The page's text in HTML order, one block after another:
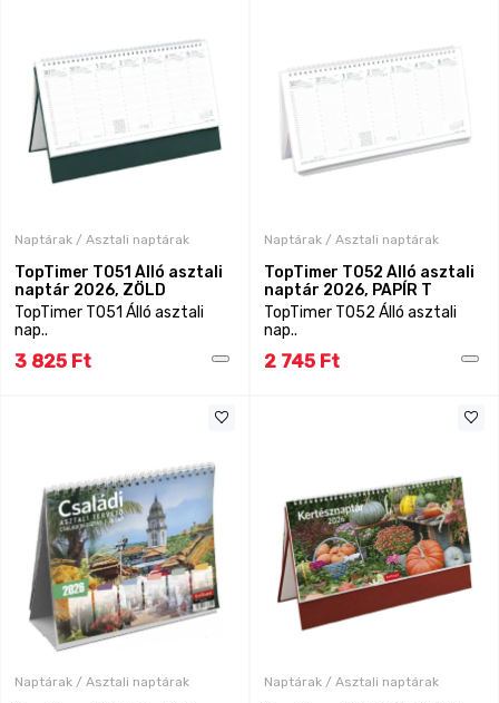
Naptárak / Asztali naptárak
TopTimer T051 Álló asztali
naptár 2026, ZÖLD
TopTimer T051 Álló asztali
nap..
3 825 Ft
Naptárak / Asztali naptárak
TopTimer T052 Álló asztali
naptár 2026, PAPÍR T
TopTimer T052 Álló asztali
nap..
2 745 Ft
Naptárak / Asztali naptárak Naptárak / Asztali naptárak